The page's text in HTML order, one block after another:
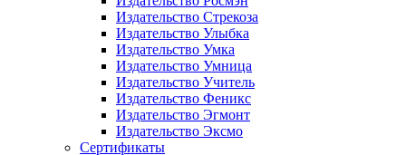
Издательство Стрекоза
Издательство Улыбка
Издательство Умка
Издательство Умница
Издательство Учитель
Издательство Феникс
Издательство Эгмонт
Издательство Эксмо
Сертификаты